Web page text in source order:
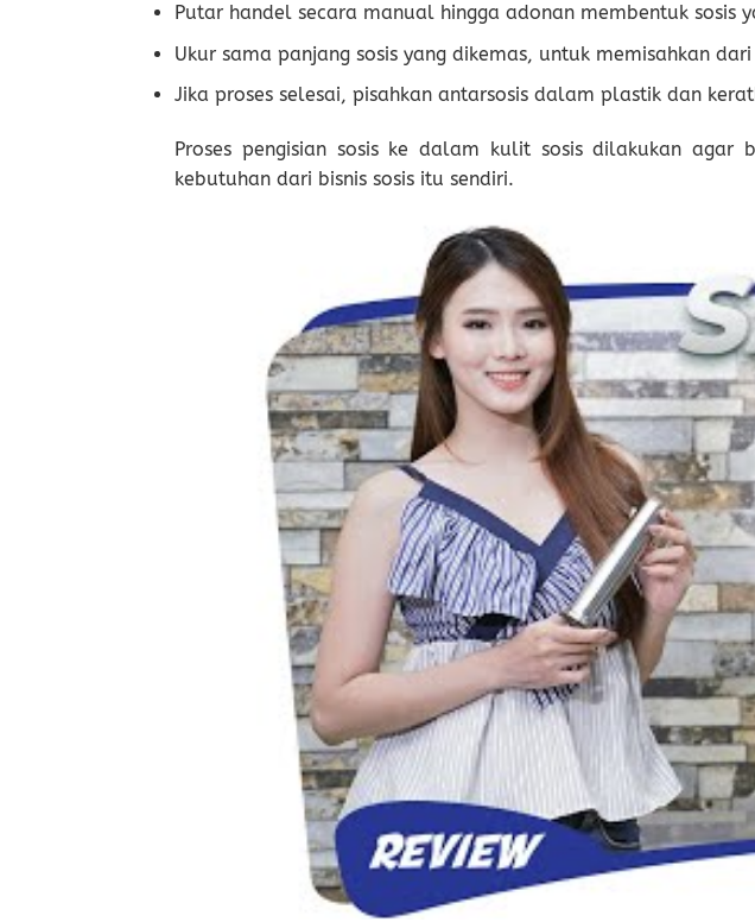
Putar handel secara manual hingga adonan membentuk sosis
Ukur sama panjang sosis yang dikemas, untuk memisahkan
Jika proses selesai, pisahkan antarsosis dalam plastik dan
Proses pengisian sosis ke dalam kulit sosis dilakukan agar
kebutuhan dari bisnis sosis itu sendiri.